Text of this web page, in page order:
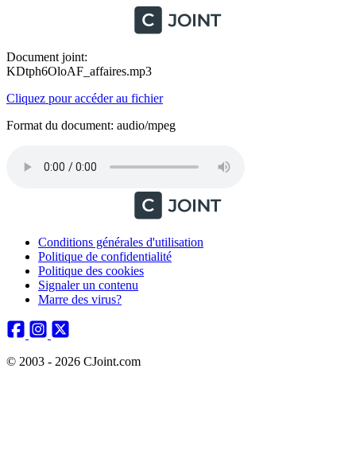
Document joint:
KDtph6OloAF_affaires.mp3
Cliquez pour accéder au fichier
Format du document: audio/mpeg
Conditions générales d'utilisation
Politique de confidentialité
Politique des cookies
Signaler un contenu
Marre des virus?
© 2003 - 2026 CJoint.com